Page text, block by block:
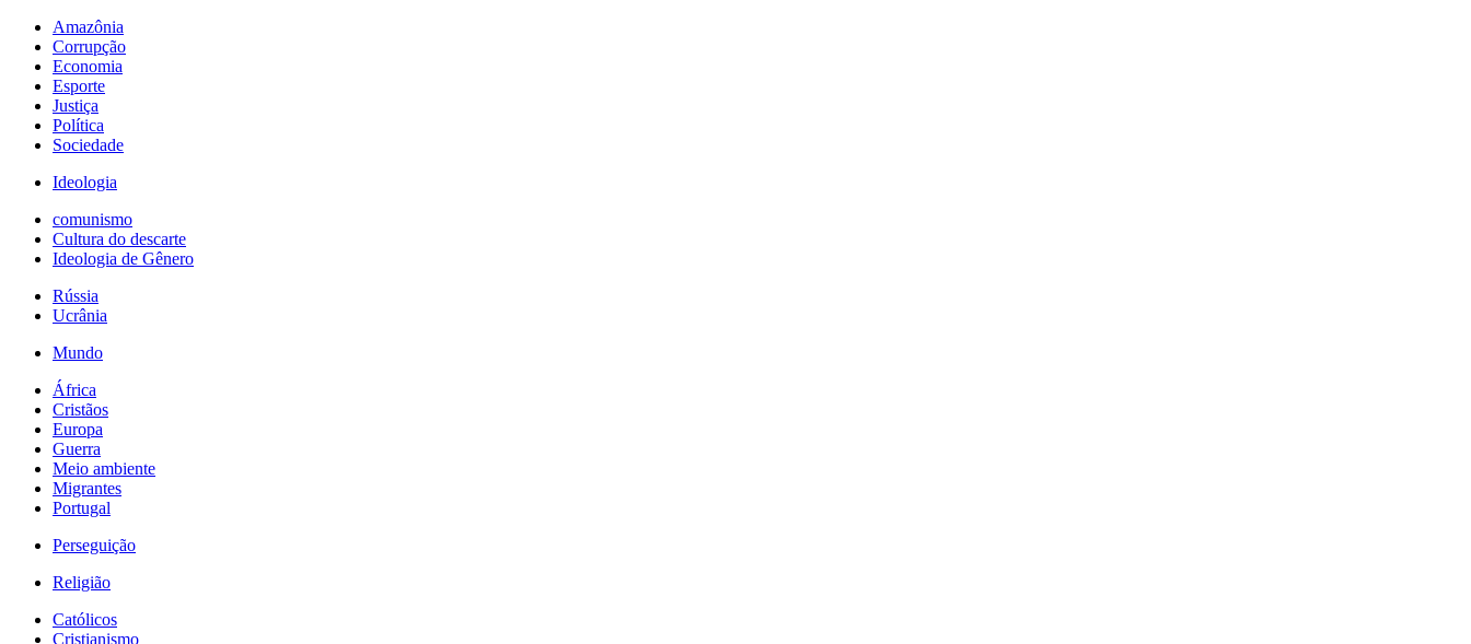
Amazônia
Corrupção
Economia
Esporte
Justiça
Política
Sociedade
Ideologia
comunismo
Cultura do descarte
Ideologia de Gênero
Rússia
Ucrânia
Mundo
África
Cristãos
Europa
Guerra
Meio ambiente
Migrantes
Portugal
Perseguição
Religião
Católicos
Cristianismo